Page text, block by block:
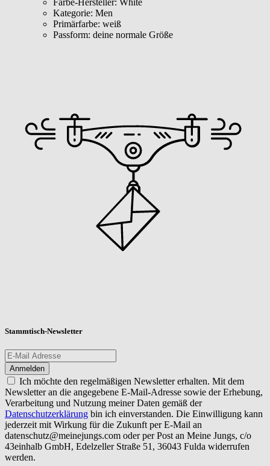
Kategorie: Men
Primärfarbe: weiß
Passform: deine normale Größe
Stammtisch-Newsletter
Ich möchte den regelmäßigen Newsletter erhalten. Mit dem
Newsletter an die angegebene E-Mail-Adresse sowie der Erhebung,
Verarbeitung und Nutzung meiner Daten gemäß der
Datenschutzerklärung bin ich einverstanden. Die Einwilligung kann
jederzeit mit Wirkung für die Zukunft per E-Mail an
datenschutz@meinejungs.com oder per Post an Meine Jungs, c/o
43einhalb GmbH, Edelzeller Straße 51, 36043 Fulda widerrufen
werden.